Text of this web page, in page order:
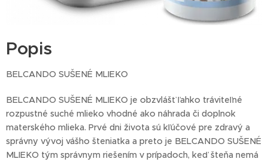
Popis
BELCANDO SUŠENÉ MLIEKO
BELCANDO SUŠENÉ MLIEKO je obzvlášť ľahko tráviteľné
rozpustné suché mlieko vhodné ako náhrada či doplnok
materského mlieka. Prvé dni života sú kľúčové pre zdravý a
správny vývoj vášho šteniatka a preto je BELCANDO SUŠENÉ
MLIEKO tým správnym riešením v prípadoch, keď šteňa nemá